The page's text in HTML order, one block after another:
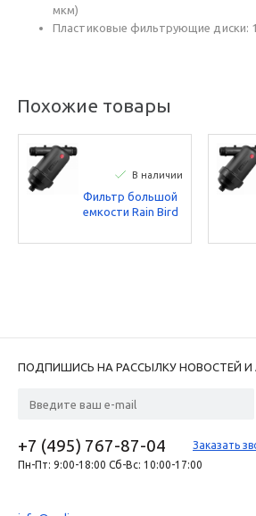
мкм)
Пластиковые фильтрующие диски:
Похожие товары
В наличии
Фильтр большой
емкости Rain Bird
микрон)
ПОДПИШИСЬ НА РАССЫЛКУ НОВОСТЕЙ И
+7 (495) 767-87-04
Заказать
Пн-Пт: 9:00-18:00 Сб-Вс: 10:00-17:00